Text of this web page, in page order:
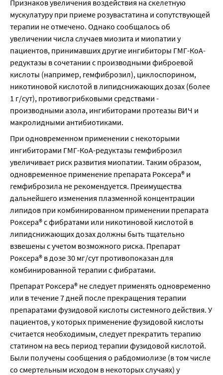
Признаков увеличения воздействия на скелетную
мускулатуру при приеме розувастатина и сопутствующей
терапии не отмечено. Однако сообщалось об
увеличении числа случаев миозита и миопатии у
пациентов, принимавших другие ингибиторы ГМГ-КоА-
редуктазы в сочетании с производными фиброевой
кислоты (например, гемфиброзил), циклоспорином,
никотиновой кислотой в липидснижающих дозах (более
1 г/сут), противогрибковыми средствами -
производными азола, ингибиторами протеазы ВИЧ и
макролидными антибиотиками.
При одновременном применении с некоторыми
ингибиторами ГМГ-КоА-редуктазы гемфиброзил
увеличивает риск развития миопатии. Таким образом,
одновременное применение препарата Роксера® и
гемфиброзила не рекомендуется. Преимущества
дальнейшего изменения плазменной концентрации
липидов при комбинированном применении препарата
Роксера® с фибратами или никотиновой кислотой в
липидснижающих дозах должны быть тщательно
взвешены с учетом возможного риска. Препарат
Роксера® в дозе 30 мг/сут противопоказан для
комбинированной терапии с фибратами.
Препарат Роксера® не следует применять одновременно
или в течение 7 дней после прекращения терапии
препаратами фузидовой кислоты системного действия. У
пациентов, у которых применение фузидовой кислоты
считается необходимым, следует прекратить терапию
статином на весь период терапии фузидовой кислотой.
Были получены сообщения о рабдомиолизе (в том числе
со смертельным исходом в некоторых случаях) у